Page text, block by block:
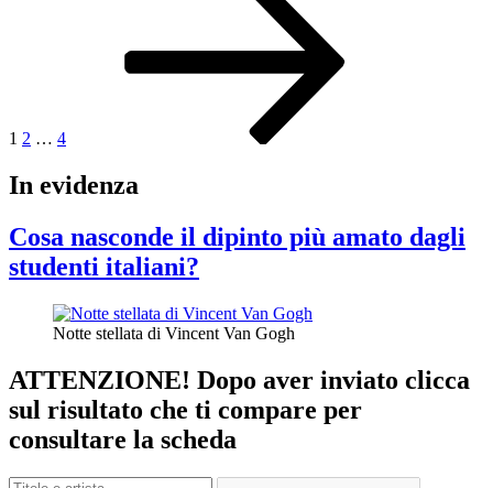
1 2 … 4
In evidenza
Cosa nasconde il dipinto più amato dagli
studenti italiani?
Notte stellata di Vincent Van Gogh
ATTENZIONE! Dopo aver inviato clicca
sul risultato che ti compare per
consultare la scheda